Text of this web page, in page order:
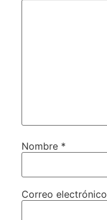
Nombre *
Correo electrónico